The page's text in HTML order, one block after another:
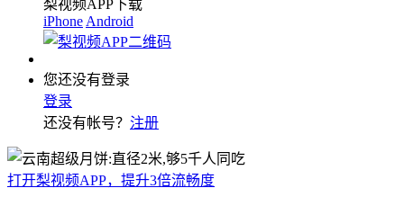
梨视频APP下载
iPhone Android
您还没有登录
登录
还没有帐号？ 注册
打开梨视频APP，提升3倍流畅度